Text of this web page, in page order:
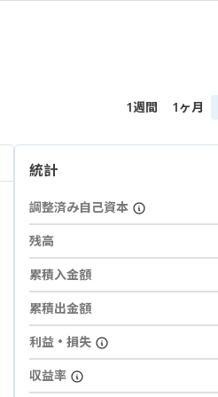
1週間 1ヶ月
統計
調整済み自己資本
残高
累積入金額
累積出金額
利益・損失
収益率